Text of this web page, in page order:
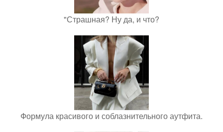
"Страшная? Ну да, и что?
Формула красивого и соблазнительного аутфита.